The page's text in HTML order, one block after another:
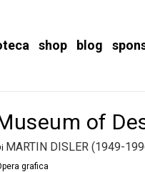
shop blog
of
MARTIN DISLER (1949-
grafica